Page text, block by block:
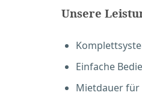
Unsere
Einfache
Mietdauer für